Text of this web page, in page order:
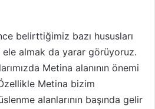
belirttiğimiz bazı hususları
almak da yarar görüyoruz.
Metina alanının önemi
Metina bizim
alanlarının başında gelir